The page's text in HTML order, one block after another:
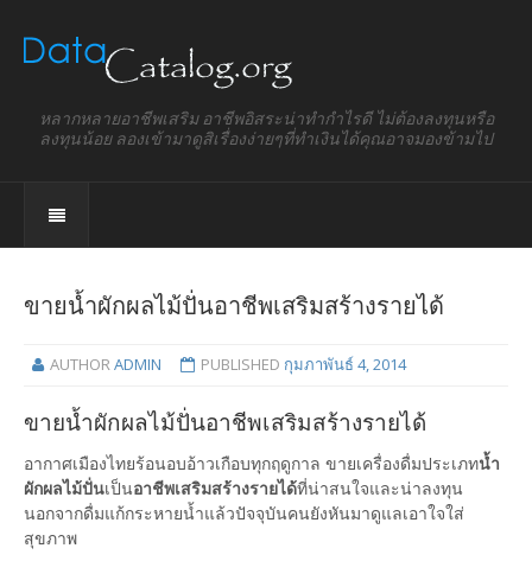
หลากหลายอาชีพเสริม อาชีพอิสระน่าทำกำไรดี ไม่ต้องลงทุนหรือ
ลงทุนน้อย ลองเข้ามาดูสิเรื่องง่ายๆที่ทำเงินได้คุณอาจมองข้ามไป
ขายน้ำผักผลไม้ปั่นอาชีพเสริมสร้างรายได้
AUTHORADMIN PUBLISHED กุมภาพันธ์ 4, 2014
ขายน้ำผักผลไม้ปั่นอาชีพเสริมสร้างรายได้
อากาศเมืองไทยร้อนอบอ้าวเกือบทุกฤดูกาล ขายเครื่องดื่มประเภทน้ำ
ผักผลไม้ปั่นเป็นอาชีพเสริมสร้างรายได้ที่น่าสนใจและน่าลงทุน
นอกจากดื่มแก้กระหายน้ำแล้วปัจจุบันคนยังหันมาดูแลเอาใจใส่
สุขภาพ